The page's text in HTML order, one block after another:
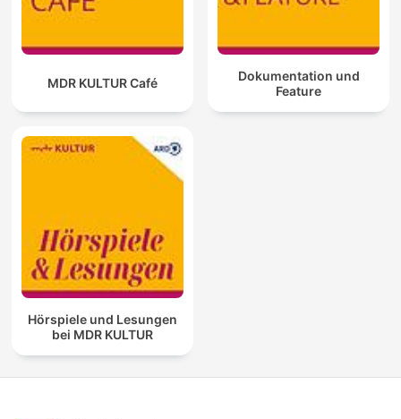
MDR KULTUR Café
Dokumentation und
Feature
Hörspiele und Lesungen
bei MDR KULTUR